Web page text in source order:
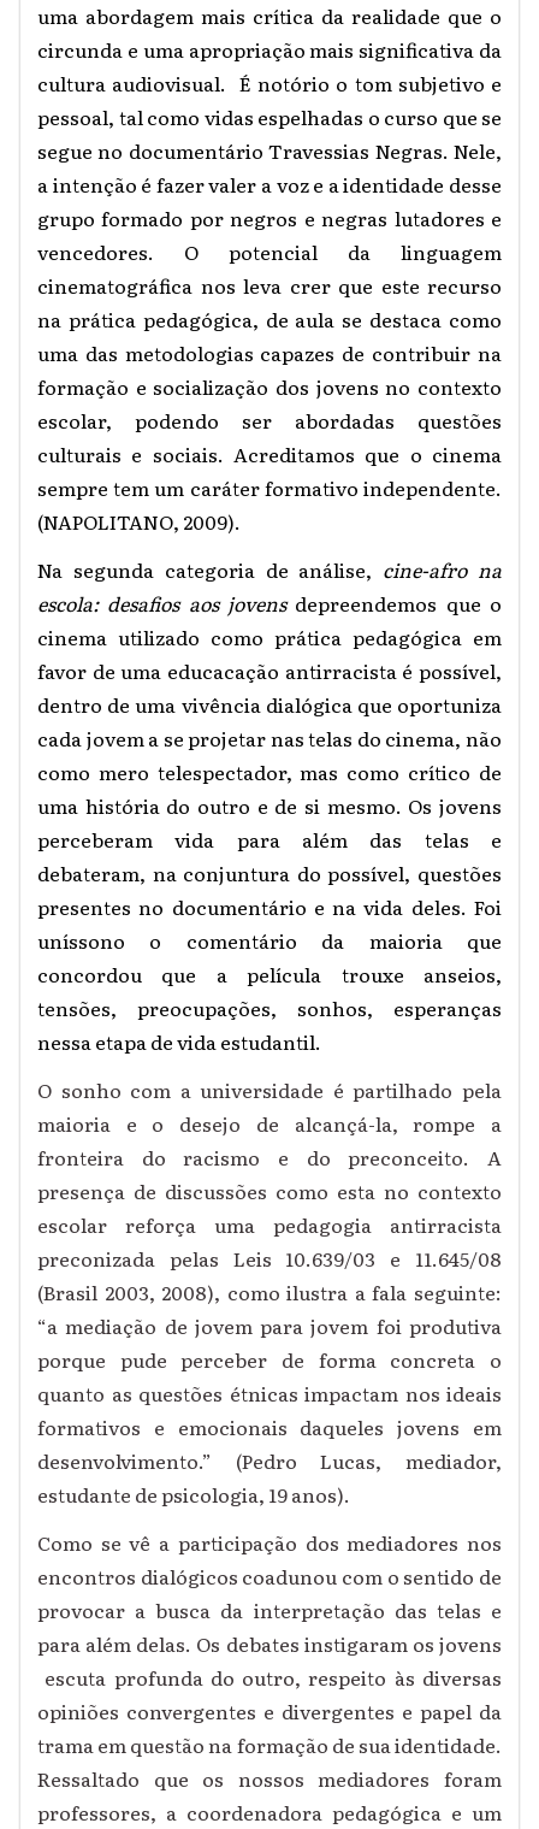
uma abordagem mais crítica da realidade que o
circunda e uma apropriação mais significativa da
cultura audiovisual. É notório o tom subjetivo e
pessoal, tal como vidas espelhadas o curso que se
segue no documentário Travessias Negras. Nele,
a intenção é fazer valer a voz e a identidade desse
grupo formado por negros e negras lutadores e
vencedores. O potencial da linguagem
cinematográfica nos leva crer que este recurso
na prática pedagógica, de aula se destaca como
uma das metodologias capazes de contribuir na
formação e socialização dos jovens no contexto
escolar, podendo ser abordadas questões
culturais e sociais. Acreditamos que o cinema
sempre tem um caráter formativo independente.
(NAPOLITANO, 2009).
Na segunda categoria de análise, cine-afro na
escola: desafios aos jovens depreendemos que o
cinema utilizado como prática pedagógica em
favor de uma educacação antirracista é possível,
dentro de uma vivência dialógica que oportuniza
cada jovem a se projetar nas telas do cinema, não
como mero telespectador, mas como crítico de
uma história do outro e de si mesmo. Os jovens
perceberam vida para além das telas e
debateram, na conjuntura do possível, questões
presentes no documentário e na vida deles. Foi
uníssono o comentário da maioria que
concordou que a película trouxe anseios,
tensões, preocupações, sonhos, esperanças
nessa etapa de vida estudantil.
O sonho com a universidade é partilhado pela
maioria e o desejo de alcançá-la, rompe a
fronteira do racismo e do preconceito. A
presença de discussões como esta no contexto
escolar reforça uma pedagogia antirracista
preconizada pelas Leis 10.639/03 e 11.645/08
(Brasil 2003, 2008), como ilustra a fala seguinte:
“a mediação de jovem para jovem foi produtiva
porque pude perceber de forma concreta o
quanto as questões étnicas impactam nos ideais
formativos e emocionais daqueles jovens em
desenvolvimento.” (Pedro Lucas, mediador,
estudante de psicologia, 19 anos).
Como se vê a participação dos mediadores nos
encontros dialógicos coadunou com o sentido de
provocar a busca da interpretação das telas e
para além delas. Os debates instigaram os jovens
escuta profunda do outro, respeito às diversas
opiniões convergentes e divergentes e papel da
trama em questão na formação de sua identidade.
Ressaltado que os nossos mediadores foram
professores, a coordenadora pedagógica e um